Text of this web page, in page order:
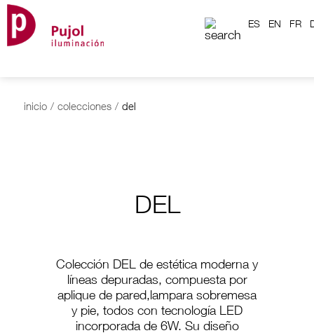
ES EN FR
inicio / colecciones / del
DEL
Colección DEL de estética moderna y
líneas depuradas, compuesta por
aplique de pared,lampara sobremesa
y pie, todos con tecnología LED
incorporada de 6W. Su diseño